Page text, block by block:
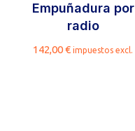
Empuñadura por
radio
142,00€ impuestos excl.